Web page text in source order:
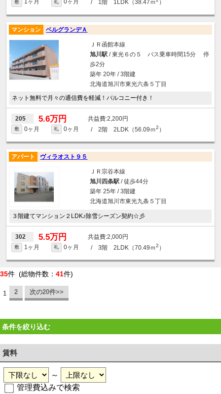
敷 1ヶ月 礼 0ヶ月 / 1階 1LDK（38.47ｍ ）
マンション ベルグランデＡ
ＪＲ函館本線
旭川駅/ 東光６の５ バス乗車時間15分 停
歩2分
築年 20年 / 3階建
北海道旭川市東光六条５丁目
ネット無料で月々の通信費を軽減！バルコニー付き！
205 5.6万円 2,200円
敷 0ヶ月 礼 0ヶ月 / 2階 2LDK（56.09ｍ2 ）
アパート ヴィラオスト９５
ＪＲ宗谷本線
旭川四条駅/ 徒歩44分
築年 25年 / 3階建
北海道旭川市東光九条５丁目
３階建てマンション２LDK♪除雪シーズン契約☆彡
302 5.5万円 2,000円
敷 1ヶ月 礼 0ヶ月 / 3階 2LDK（70.49ｍ2 ）
35件 (総物件数： 41件)
1 2 次の20件>>
条件を絞り込む
賃料
～
管理費込みで検索